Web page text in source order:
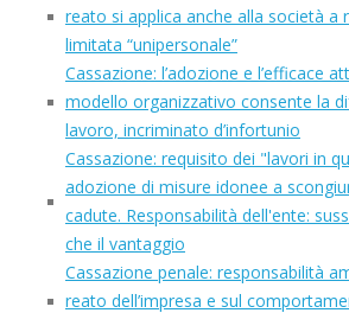
reato si applica anche alla società a
limitata “unipersonale”
Cassazione: l’adozione e l’efficace
modello organizzativo consente la
lavoro, incriminato d’infortunio
Cassazione: requisito dei "lavori in
adozione di misure idonee a
cadute. Responsabilità dell'ente:
che il vantaggio
Cassazione penale: responsabilità
reato dell’impresa e sul